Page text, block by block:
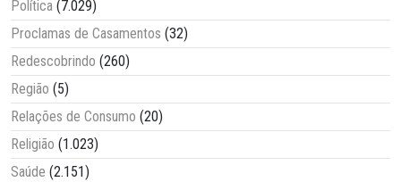
Política (7.029)
Proclamas de Casamentos (32)
Redescobrindo (260)
Região (5)
Relações de Consumo (20)
Religião (1.023)
Saúde (2.151)